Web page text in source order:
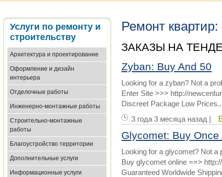
Услуги по ремонту и
строительству
Архитектура и проектирование
Оформление и дизайн
интерьера
Отделочные работы
Инженерно-монтажные работы
Строительно-монтажные
работы
Благоустройство территории
Дополнительные услуги
Информационные услуги
Ремонт
ЗАКАЗЫ НА
Zyban: Buy And 50
Looking for a zyban? Not a
Enter Site >>> http://
Discreet Package Low
3 года 3 месяца назад |
Glycomet: Buy Once
Looking for a glycomet? Not a
Buy glycomet online ==>
Guaranteed Worldwide